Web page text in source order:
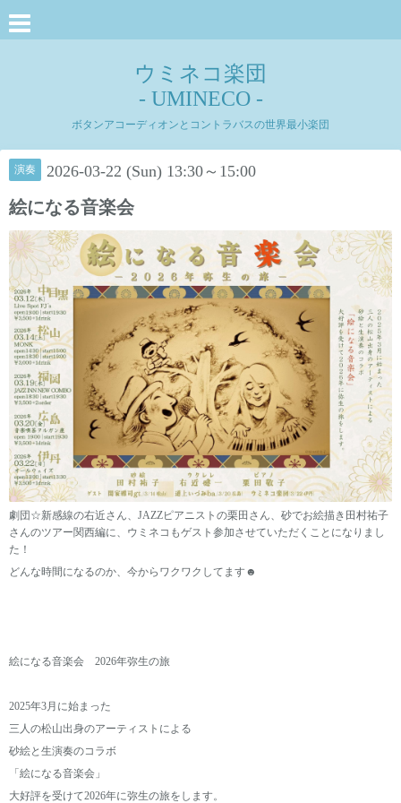
ウミネコ楽団
- UMINECO -
ボタンアコーディオンとコントラバスの世界最小楽団
演奏 2026-03-22 (Sun) 13:30～15:00
絵になる音楽会
劇団☆新感線の右近さん、JAZZピアニストの栗田さん、砂でお絵描き田村祐子
さんのツアー関西編に、ウミネコもゲスト参加させていただくことになりまし
た！
どんな時間になるのか、今からワクワクしてます☻
絵になる音楽会 2026年弥生の旅
2025年3月に始まった
三人の松山出身のアーティストによる
砂絵と生演奏のコラボ
「絵になる音楽会」
大好評を受けて2026年に弥生の旅をします。